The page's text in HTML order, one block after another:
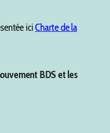
iciCharte de la
BDS et les